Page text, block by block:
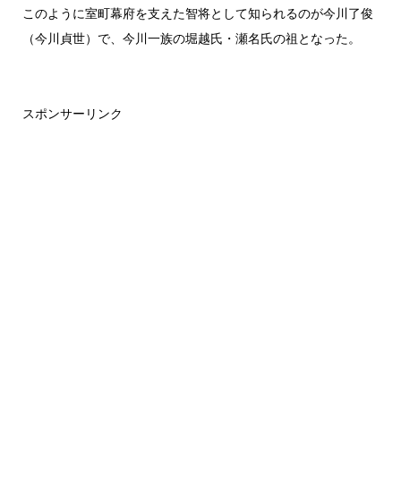
このように室町幕府を支えた智将として知られるのが今川了俊
（今川貞世）で、今川一族の堀越氏・瀬名氏の祖となった。
スポンサーリンク